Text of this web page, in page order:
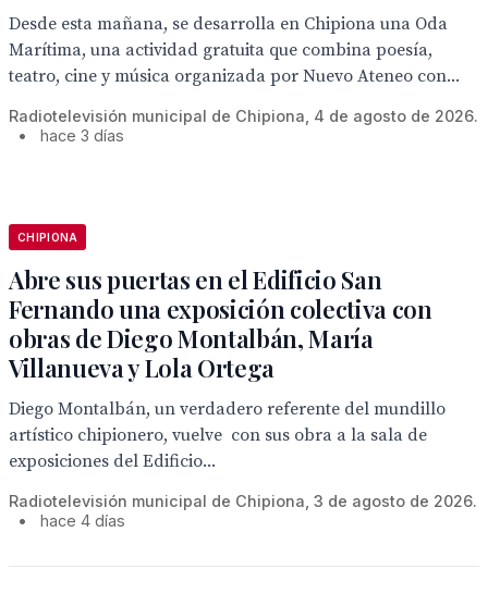
Desde esta mañana, se desarrolla en Chipiona una Oda
Marítima, una actividad gratuita que combina poesía,
teatro, cine y música organizada por Nuevo Ateneo con...
Radiotelevisión municipal de Chipiona, 4 de agosto de 2026.
•
hace 3 días
CHIPIONA
Abre sus puertas en el Edificio San
Fernando una exposición colectiva con
obras de Diego Montalbán, María
Villanueva y Lola Ortega
Diego Montalbán, un verdadero referente del mundillo
artístico chipionero, vuelve con sus obra a la sala de
exposiciones del Edificio...
Radiotelevisión municipal de Chipiona, 3 de agosto de 2026.
•
hace 4 días